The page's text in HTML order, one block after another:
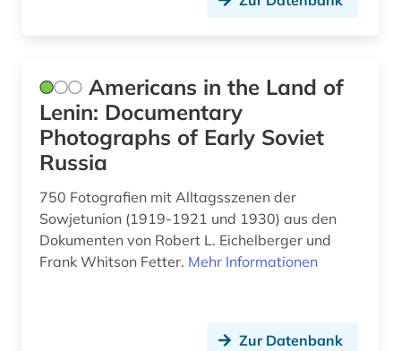
partei (1)
persisch (1)
philosophie (1)
polen (2)
polen <volk> (1)
Americans in the Land of
Lenin: Documentary
Photographs of Early Soviet
Russia
750 Fotografien mit Alltagsszenen der
Sowjetunion (1919-1921 und 1930) aus den
Dokumenten von Robert L. Eichelberger und
Frank Whitson Fetter. Mehr Informationen
Zur Datenbank